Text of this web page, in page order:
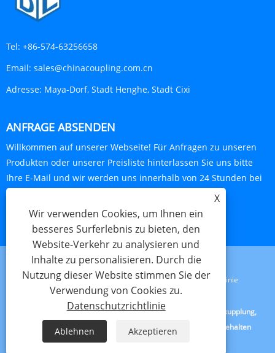
Tel: +86-574-63256658
Email: sales@chinacoupling.com.cn
Adresse: Maya-Dorf, Stadt Henghe, Stadt Cixi
ANFRAGE ABSENDEN
Willkommen auf unserer Webseite! Für Anfragen zu unseren
Produkten oder unserer Preisliste hinterlassen Sie uns bitte
Ihre E-Mail und wir werden uns innerhalb von 24 Stunden bei
Ihnen melden.
JETZT ANFRAGEN
Links Sitemap RSS XML Datenschutzrichtlinie
Copyright © 2023 Cixi Beideli Pipe Fitting Co.,Ltd. - Universalkupplung,
Doppelbolzenklemme, Erdungskupplung – Alle Rechte vorbehalten
X
Wir verwenden Cookies, um Ihnen ein
besseres Surferlebnis zu bieten, den
Website-Verkehr zu analysieren und
Inhalte zu personalisieren. Durch die
Nutzung dieser Website stimmen Sie der
Verwendung von Cookies zu.
Datenschutzrichtlinie
Ablehnen Akzeptieren